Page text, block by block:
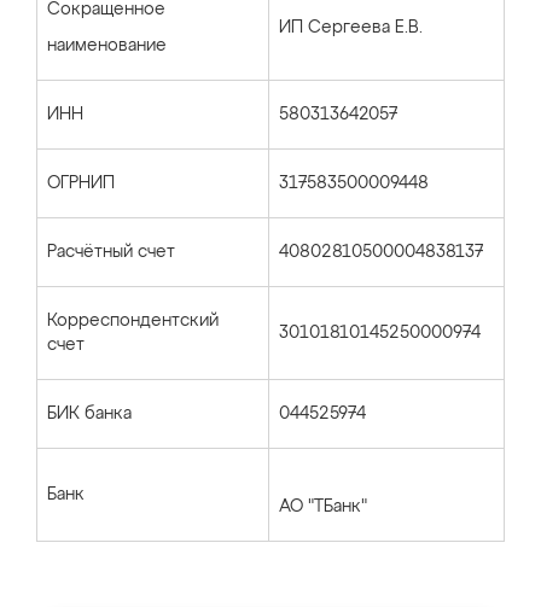
Сокращенное
наименование
ИП Сергеева Е.В.
ИНН 580313642057
ОГРНИП 317583500009448
Расчётный счет 40802810500004838137
Корреспондентский
счет
30101810145250000974
БИК банка 044525974
Банк
АО "ТБанк"